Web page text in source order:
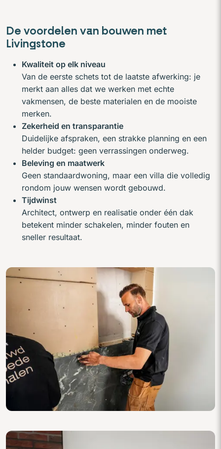
De voordelen van bouwen met
Livingstone
Kwaliteit op elk niveau
Van de eerste schets tot de laatste afwerking: je
merkt aan alles dat we werken met echte
vakmensen, de beste materialen en de mooiste
merken.
Zekerheid en transparantie
Duidelijke afspraken, een strakke planning en een
helder budget: geen verrassingen onderweg.
Beleving en maatwerk
Geen standaardwoning, maar een villa die volledig
rondom jouw wensen wordt gebouwd.
Tijdwinst
Architect, ontwerp en realisatie onder één dak
betekent minder schakelen, minder fouten en
sneller resultaat.
Sfeerbeelden